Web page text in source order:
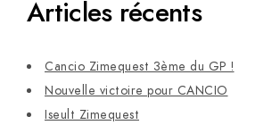
Articles récents
Cancio Zimequest 3ème du GP !
Nouvelle victoire pour CANCIO
Iseult Zimequest